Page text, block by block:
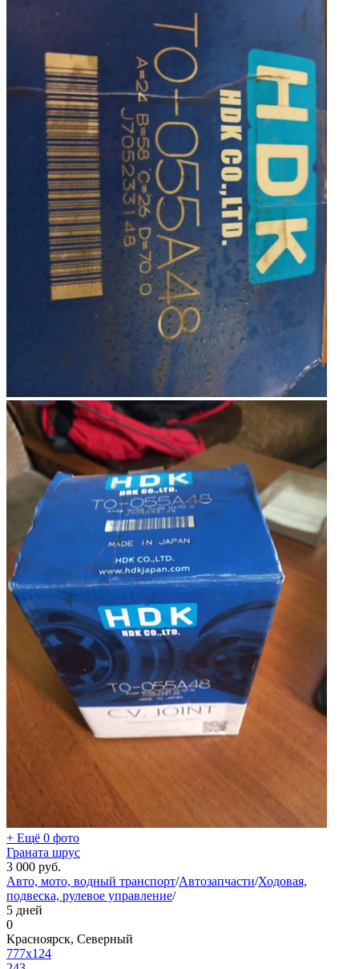
+ Ещё 0 фото
Граната шрус
3 000 руб.
Авто, мото, водный транспорт/Автозапчасти/Ходовая,
подвеска, рулевое управление/
5 дней
0
Красноярск, Северный
777x124